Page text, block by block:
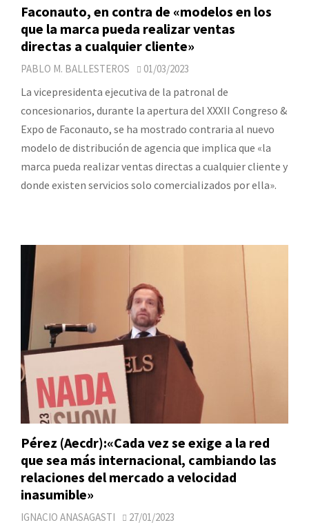
Faconauto, en contra de «modelos en los
que la marca pueda realizar ventas
directas a cualquier cliente»
PABLO M. BALLESTEROS 01/03/2023
La vicepresidenta ejecutiva de la patronal de
concesionarios, durante la apertura del XXXII Congreso &
Expo de Faconauto, se ha mostrado contraria al nuevo
modelo de distribución de agencia que implica que «la
marca pueda realizar ventas directas a cualquier cliente y
donde existen servicios solo comercializados por ella».
Pérez (Aecdr):«Cada vez se exige a la red
que sea más internacional, cambiando las
relaciones del mercado a velocidad
inasumible»
IGNACIO ANASAGASTI 27/01/2023